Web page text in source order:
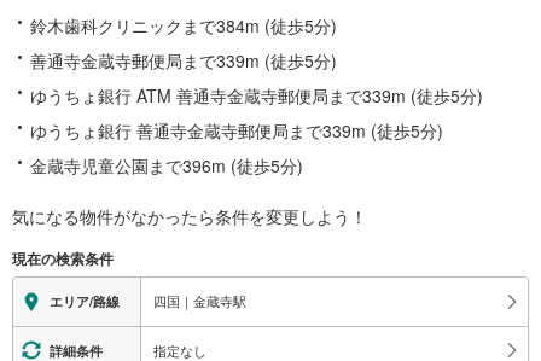
鈴木歯科クリニックまで384m (徒歩5分)
善通寺金蔵寺郵便局まで339m (徒歩5分)
ゆうちょ銀行 ATM 善通寺金蔵寺郵便局まで339m (徒歩5分)
ゆうちょ銀行 善通寺金蔵寺郵便局まで339m (徒歩5分)
金蔵寺児童公園まで396m (徒歩5分)
気になる物件がなかったら条件を変更しよう！
現在の検索条件
エリア/路線 四国｜金蔵寺駅
詳細条件 指定なし